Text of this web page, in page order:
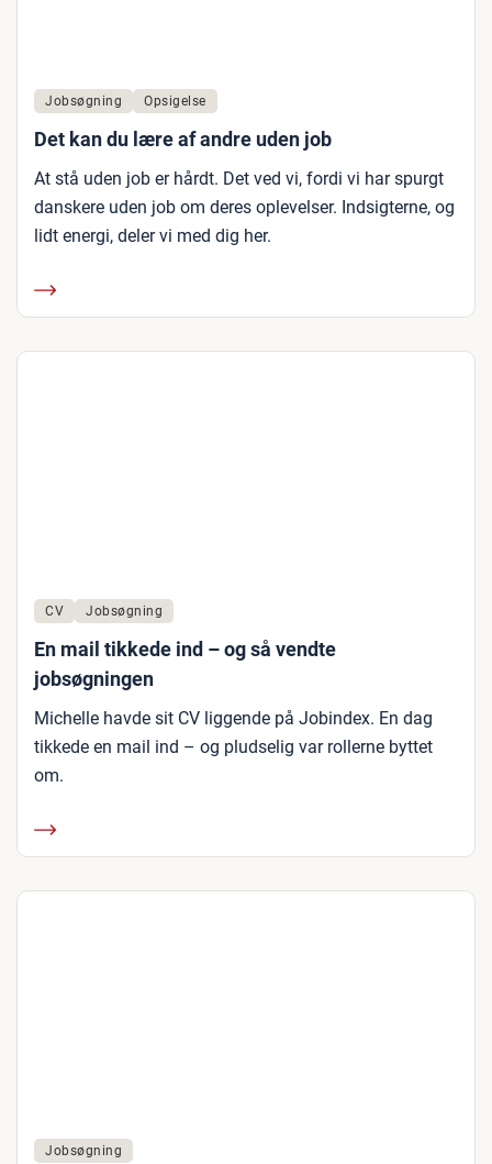
Jobsøgning Opsigelse
Det kan du lære af andre uden job
At stå uden job er hårdt. Det ved vi, fordi vi har spurgt
danskere uden job om deres oplevelser. Indsigterne, og
lidt energi, deler vi med dig her.
CV Jobsøgning
En mail tikkede ind – og så vendte
jobsøgningen
Michelle havde sit CV liggende på Jobindex. En dag
tikkede en mail ind – og pludselig var rollerne byttet
om.
Jobsøgning